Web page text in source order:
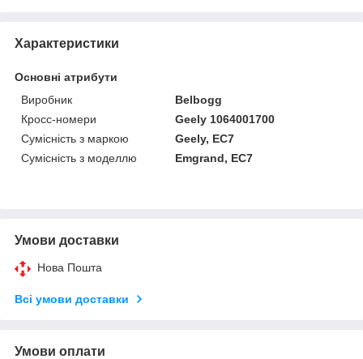
Характеристики
Основні атрибути
Виробник
Belbogg
Кросс-номери
Geely 1064001700
Сумісність з маркою
Geely, EC7
Сумісність з моделлю
Emgrand, EC7
Умови доставки
Нова Пошта
Всі умови доставки
Умови оплати